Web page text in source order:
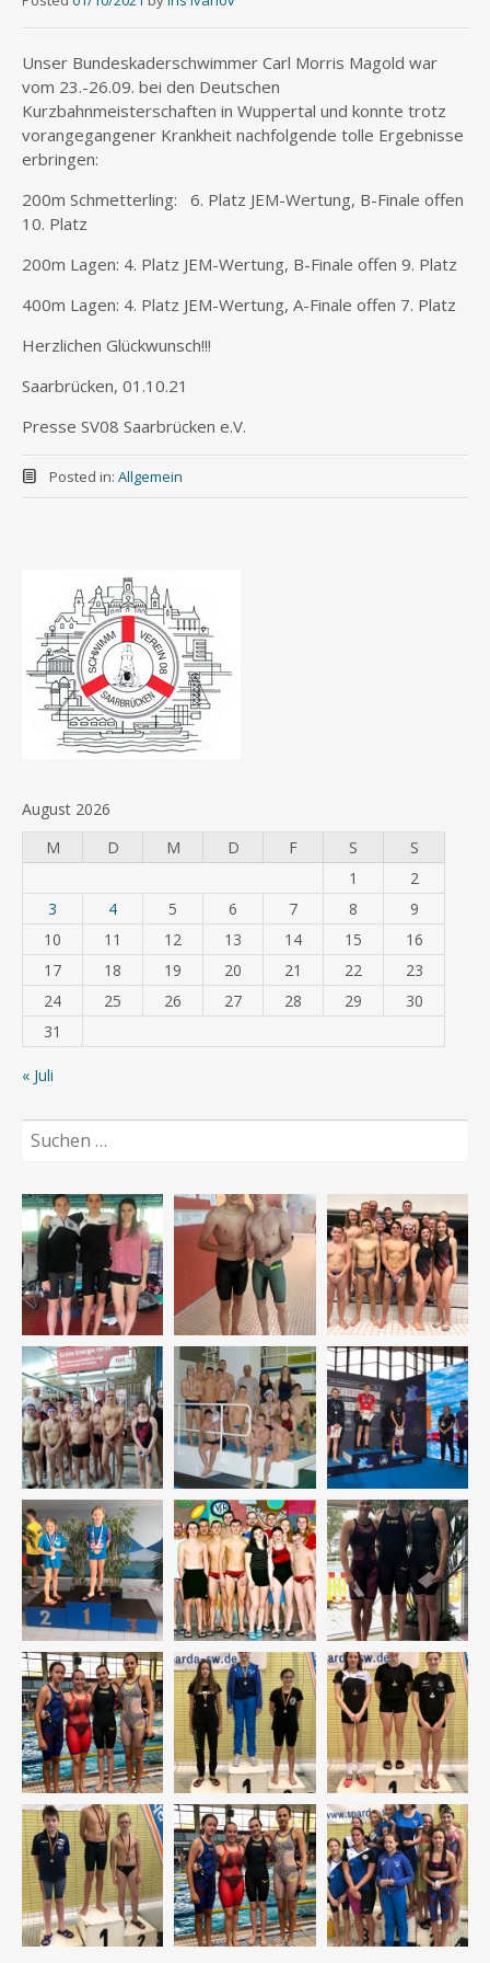
Unser Bundeskaderschwimmer Carl Morris Magold war
vom 23.-26.09. bei den Deutschen
Kurzbahnmeisterschaften in Wuppertal und konnte trotz
vorangegangener Krankheit nachfolgende tolle Ergebnisse
erbringen:
200m Schmetterling: 6. Platz JEM-Wertung, B-Finale offen
10. Platz
200m Lagen: 4. Platz JEM-Wertung, B-Finale offen 9. Platz
400m Lagen: 4. Platz JEM-Wertung, A-Finale offen 7. Platz
Herzlichen Glückwunsch!!!
Saarbrücken, 01.10.21
Presse SV08 Saarbrücken e.V.
Posted in: Allgemein
August 2026
M
D M D F S
S
1
2
3
4 5 6 7 8
9
10
11 12 13 14 15
16
17
18 19 20 21 22
23
24
25 26 27 28 29
30
31
« Juli
Suchen
nach: